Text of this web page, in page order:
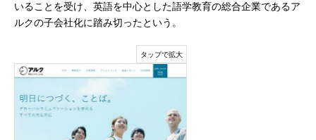
いることを受け、英語を中心とした語学教育の総合企業であるア
ルクの子会社化に踏み切ったという。